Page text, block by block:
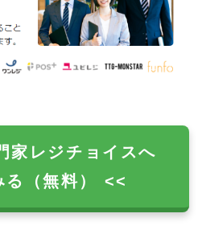
家レジチョイスへ
る（無料） <<